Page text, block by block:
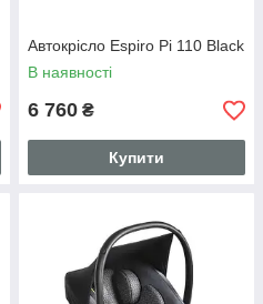
Автокрісло Espiro Pi 110 Black
В наявності
6 760 ₴
Купити